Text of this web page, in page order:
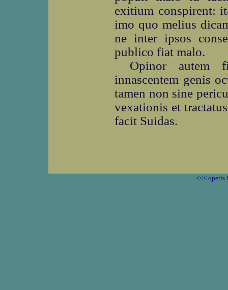
exitium conspirent:
imo quo melius
ne inter ipsos
publico fiat malo.
Opinor autem
innascentem genis
tamen non sine
vexationis et
facit Suidas.
<<< operis